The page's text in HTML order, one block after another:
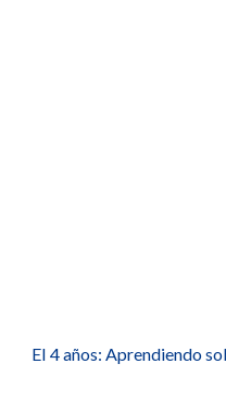
EI 4 años: Aprendiendo